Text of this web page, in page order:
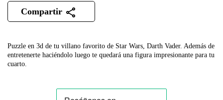
Puzzle en 3d de tu villano favorito de Star Wars, Darth Vader. Además de
entretenerte haciéndolo luego te quedará una figura impresionante para tu
cuarto.
Compartir